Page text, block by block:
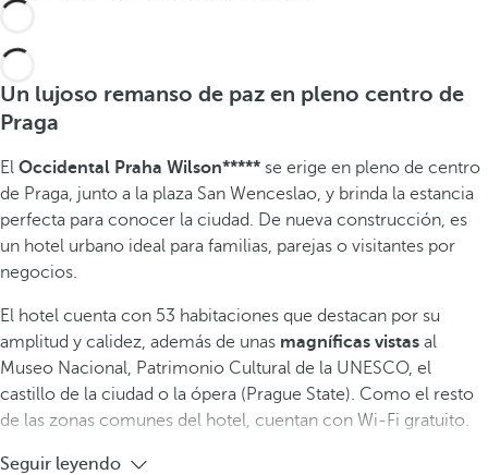
Un lujoso remanso de paz en pleno centro de
Praga
El Occidental Praha Wilson***** se erige en pleno de centro
de Praga, junto a la plaza San Wenceslao, y brinda la estancia
perfecta para conocer la ciudad. De nueva construcción, es
un hotel urbano ideal para familias, parejas o visitantes por
negocios.
El hotel cuenta con 53 habitaciones que destacan por su
amplitud y calidez, además de unas magníficas vistas al
Museo Nacional, Patrimonio Cultural de la UNESCO, el
castillo de la ciudad o la ópera (Prague State). Como el resto
de las zonas comunes del hotel, cuentan con Wi-Fi gratuito.
Seguir leyendo